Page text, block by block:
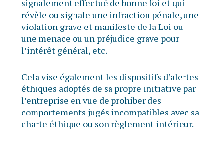
signalement effectué de bonne foi et qui
révèle ou signale une infraction pénale, une
violation grave et manifeste de la Loi ou
une menace ou un préjudice grave pour
l’intérêt général, etc.
Cela vise également les dispositifs d’alertes
éthiques adoptés de sa propre initiative par
l’entreprise en vue de prohiber des
comportements jugés incompatibles avec sa
charte éthique ou son règlement intérieur.